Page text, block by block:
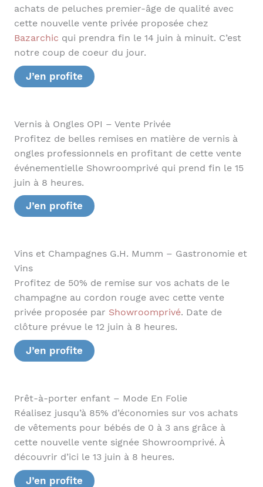
achats de peluches premier-âge de qualité avec
cette nouvelle vente privée proposée chez
Bazarchic qui prendra fin le 14 juin à minuit. C’est
notre coup de coeur du jour.
J’en profite
Vernis à Ongles OPI – Vente Privée
Profitez de belles remises en matière de vernis à
ongles professionnels en profitant de cette vente
événementielle Showroomprivé qui prend fin le 15
juin à 8 heures.
J’en profite
Vins et Champagnes G.H. Mumm – Gastronomie et
Vins
Profitez de 50% de remise sur vos achats de le
champagne au cordon rouge avec cette vente
privée proposée par Showroomprivé. Date de
clôture prévue le 12 juin à 8 heures.
J’en profite
Prêt-à-porter enfant – Mode En Folie
Réalisez jusqu’à 85% d’économies sur vos achats
de vêtements pour bébés de 0 à 3 ans grâce à
cette nouvelle vente signée Showroomprivé. À
découvrir d’ici le 13 juin à 8 heures.
J’en profite